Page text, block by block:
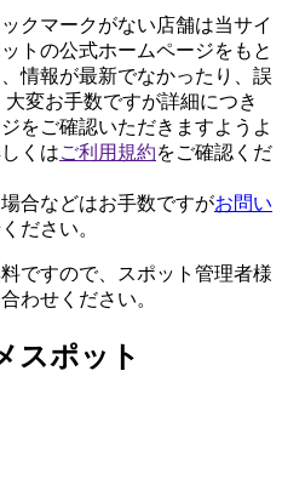
クマークがない店舗は当サイ
トの公式ホームページをもと
情報が最新でなかったり、誤
変お手数ですが詳細につき
をご確認いただきますようよ
くはご利用規約をご確認くだ
合などはお手数ですがお問い
ださい。
ですので、スポット管理者様
わせください。
スポット